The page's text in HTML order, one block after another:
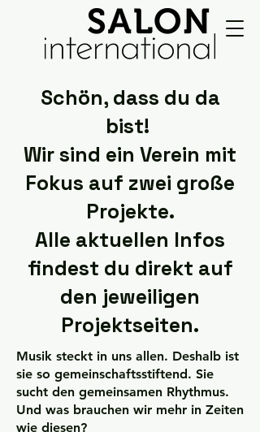
Schön, dass du da
bist!
Wir sind ein Verein mit
Fokus auf zwei große
Projekte.
Alle aktuellen Infos
findest du direkt auf
den jeweiligen
Projektseiten.
Musik steckt in uns allen. Deshalb ist
sie so gemeinschaftsstiftend. Sie
sucht den gemeinsamen Rhythmus.
Und was brauchen wir mehr in Zeiten
wie diesen?​